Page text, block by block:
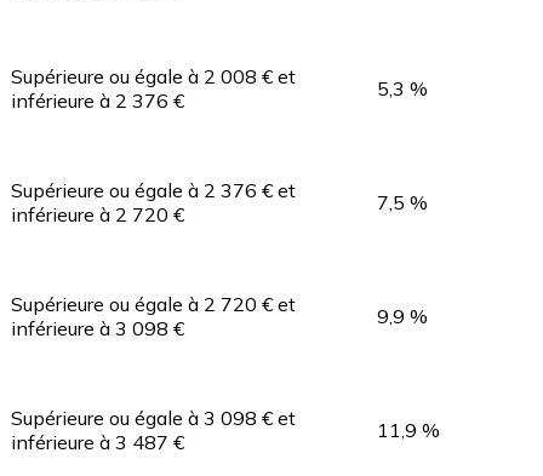
Supérieure ou égale à 2 008 € et
inférieure à 2 376 €
5,3 %
Supérieure ou égale à 2 376 € et
inférieure à 2 720 €
7,5 %
Supérieure ou égale à 2 720 € et
inférieure à 3 098 €
9,9 %
Supérieure ou égale à 3 098 € et
inférieure à 3 487 €
11,9 %